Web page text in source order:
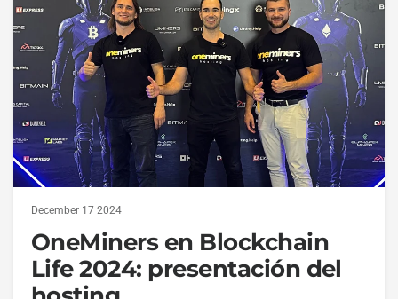
December 17 2024
OneMiners en Blockchain
Life 2024: presentación del